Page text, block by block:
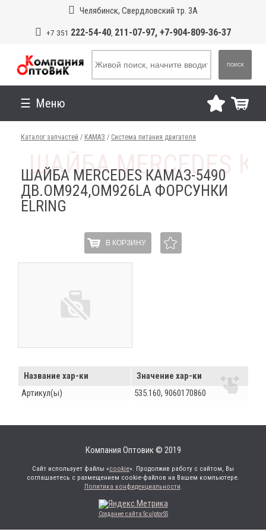
Челябинск, Свердловский тр. 3А
+7 351 222-54-40, 211-07-97, +7-904-809-36-37
ПОИСК
Меню
Каталог запчастей / КАМАЗ / Система питания двигателя
ШАЙБА MERCEDES КАМАЗ-5490
ДВ.OM924,OM926LA ФОРСУНКИ
ELRING
В КОРЗИНУ
Название хар-ки
Значение хар-ки
Артикул(ы)
535.160, 9060170860
Компания Оптовик © 2019
Сайт использует файлы «cookie». Продолжив работу с сайтом, Вы
соглашаетесь с размещением cookie-файлов на Вашем компьютере.
Политика конфиденциальности.
Создание сайта SculptorSS